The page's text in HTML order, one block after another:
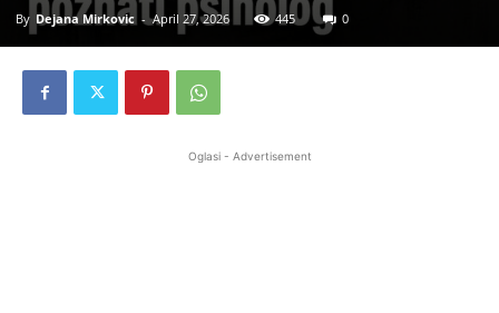
By Dejana Mirkovic - April 27, 2026 445 0
Oglasi - Advertisement